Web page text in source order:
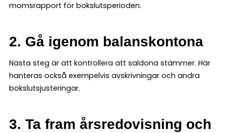
momsrapport för bokslutsperioden.
2. Gå igenom balanskontona
Nästa steg är att kontrollera att saldona stämmer. Här
hanteras också exempelvis avskrivningar och andra
bokslutsjusteringar.
3. Ta fram årsredovisning och